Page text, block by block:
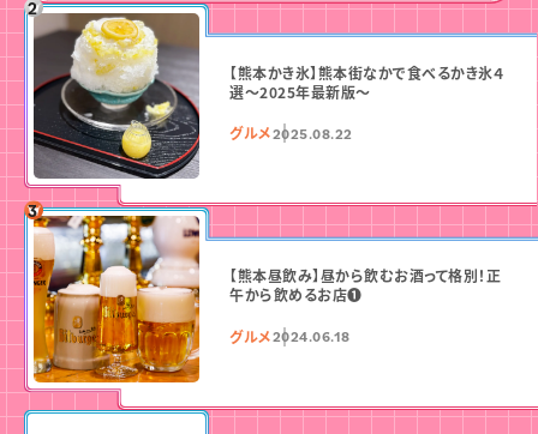
【熊本かき氷】熊本街なかで食べるかき氷４
選〜2025年最新版〜
グルメ2025.08.22
【熊本昼飲み】昼から飲むお酒って格別！正
午から飲めるお店❶
グルメ2024.06.18